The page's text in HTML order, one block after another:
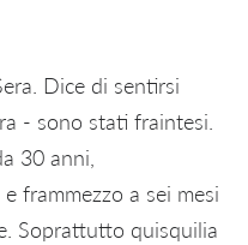
Dice di sentirsi
- sono stati fraintesi.
30 anni,
frammezzo a sei mesi
Soprattutto quisquilia